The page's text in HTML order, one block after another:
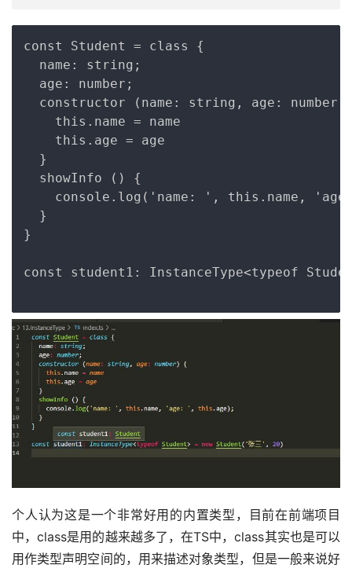
const Student = class {
  name: string;
  age: number;
constructor (name: string, age: number)
    this.name = name
    this.age = age
  }
  showInfo () {
console.log('name: ', this.name,
  }
}
const student1: InstanceType<typeof
个人认为这是一个非常好用的内置类型，目前在前端项目
中，class是用的越来越多了，在TS中，class其实也是可以
用作类型声明空间的，用来描述对象类型，但是一般来说好